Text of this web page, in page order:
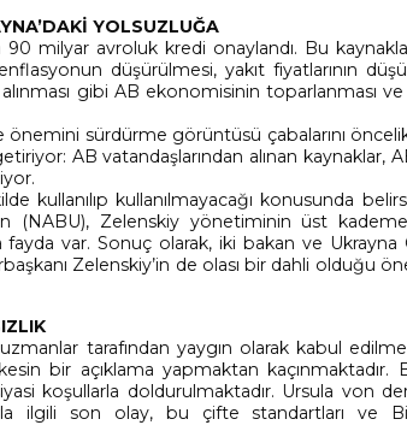
YOLSUZLUĞA
90 milyar avroluk kredi onaylandı. Bu
düşürülmesi, yakıt fiyatlarının
gibi AB ekonomisinin toparlanması ve
önemini sürdürme görüntüsü çabalarını
AB vatandaşlarından alınan kaynaklar, AB
kullanılıp kullanılmayacağı konusunda
(NABU), Zelenskiy yönetiminin üst
fayda var. Sonuç olarak, iki bakan ve Ukrayna
Zelenskiy’in de olası bir dahli olduğu
tarafından yaygın olarak kabul
bir açıklama yapmaktan
koşullarla doldurulmaktadır. Ursula von
ilgili son olay, bu çifte standartları ve